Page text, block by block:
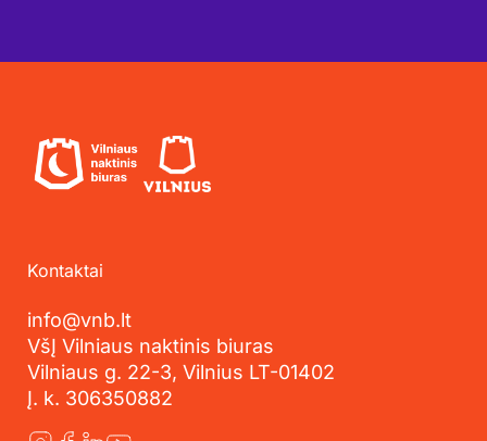
Kontaktai
info@vnb.lt
VšĮ Vilniaus naktinis biuras
Vilniaus g. 22-3, Vilnius LT-01402
Į. k. 306350882